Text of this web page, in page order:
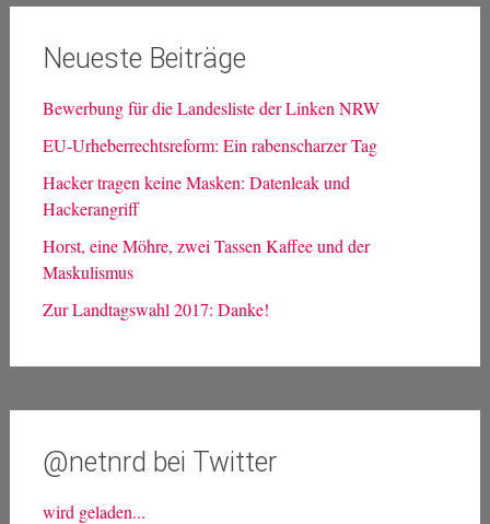
Neueste Beiträge
Bewerbung für die Landesliste der Linken NRW
EU-Urheberrechtsreform: Ein rabenscharzer Tag
Hacker tragen keine Masken: Datenleak und
Hackerangriff
Horst, eine Möhre, zwei Tassen Kaffee und der
Maskulismus
Zur Landtagswahl 2017: Danke!
@netnrd bei Twitter
wird geladen...